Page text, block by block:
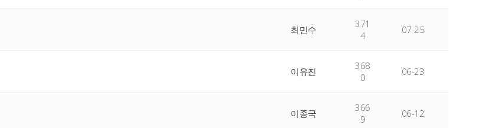
최민수
371
4
07-25
이유진
368
0
06-23
이종국
366
9
06-12